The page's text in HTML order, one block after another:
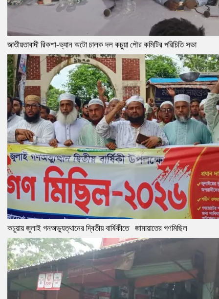
জাতীয়তাবাদী রিকশা-ভ্যান অটো চালক দল কচুয়া পৌর কমিটির পরিচিতি সভা
কচুয়ায় জুলাই গনঅভ্যুত্থানের দ্বিতীয় বার্ষিকীতে জামায়াতের গণমিছিল